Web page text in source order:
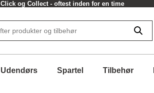
Click og Collect - oftest inden for en time
Udendørs Spartel Tilbehør